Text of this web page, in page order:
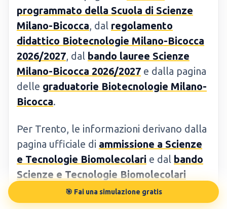
programmato della Scuola di Scienze
Milano-Bicocca, dal regolamento
didattico Biotecnologie Milano-Bicocca
2026/2027, dal bando lauree Scienze
Milano-Bicocca 2026/2027 e dalla pagina
delle graduatorie Biotecnologie Milano-
Bicocca.
Per Trento, le informazioni derivano dalla
pagina ufficiale di ammissione a Scienze
e Tecnologie Biomolecolari e dal bando
Scienze e Tecnologie Biomolecolari
.
🎯 Fai una simulazione gratis